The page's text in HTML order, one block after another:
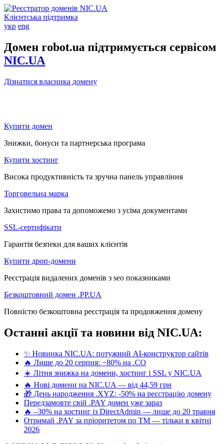
Клієнтська підтримка
укр eng
Домен robot.ua підтримується сервісом
NIC.UA
Дізнатися власника домену
Купити домен
Знижки, бонуси та партнерська програма
Купити хостинг
Висока продуктивність та зручна панель управління
Торговельна марка
Захистимо права та допоможемо з усіма документами
SSL-сертифікати
Гарантія безпеки для ваших клієнтів
Купити дроп-домени
Реєстрація видалених доменів з seo показниками
Безкоштовний домен .PP.UA
Повністю безкоштовна реєстрація та продовження домену
Останні акції та новини від NIC.UA:
✨ Новинка NIC.UA: потужний AI-конструктор сайтів
🔥 Лише до 20 серпня: −80% на .CO
☀️ Літня знижка на домени, хостинг і SSL у NIC.UA
🔥 Нові домени на NIC.UA — від 44,59 грн
🎁 День народження .XYZ: -50% на реєстрацію домену
Передзамовте свій .PAY домен уже зараз
🔥 –30% на хостинг із DirectAdmin — лише до 20 травня
Отримай .PAY за пріоритетом по ТМ — тільки в квітні
2026